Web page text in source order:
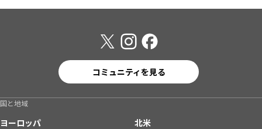
コミュニティを見る
国と地域
ヨーロッパ
北米